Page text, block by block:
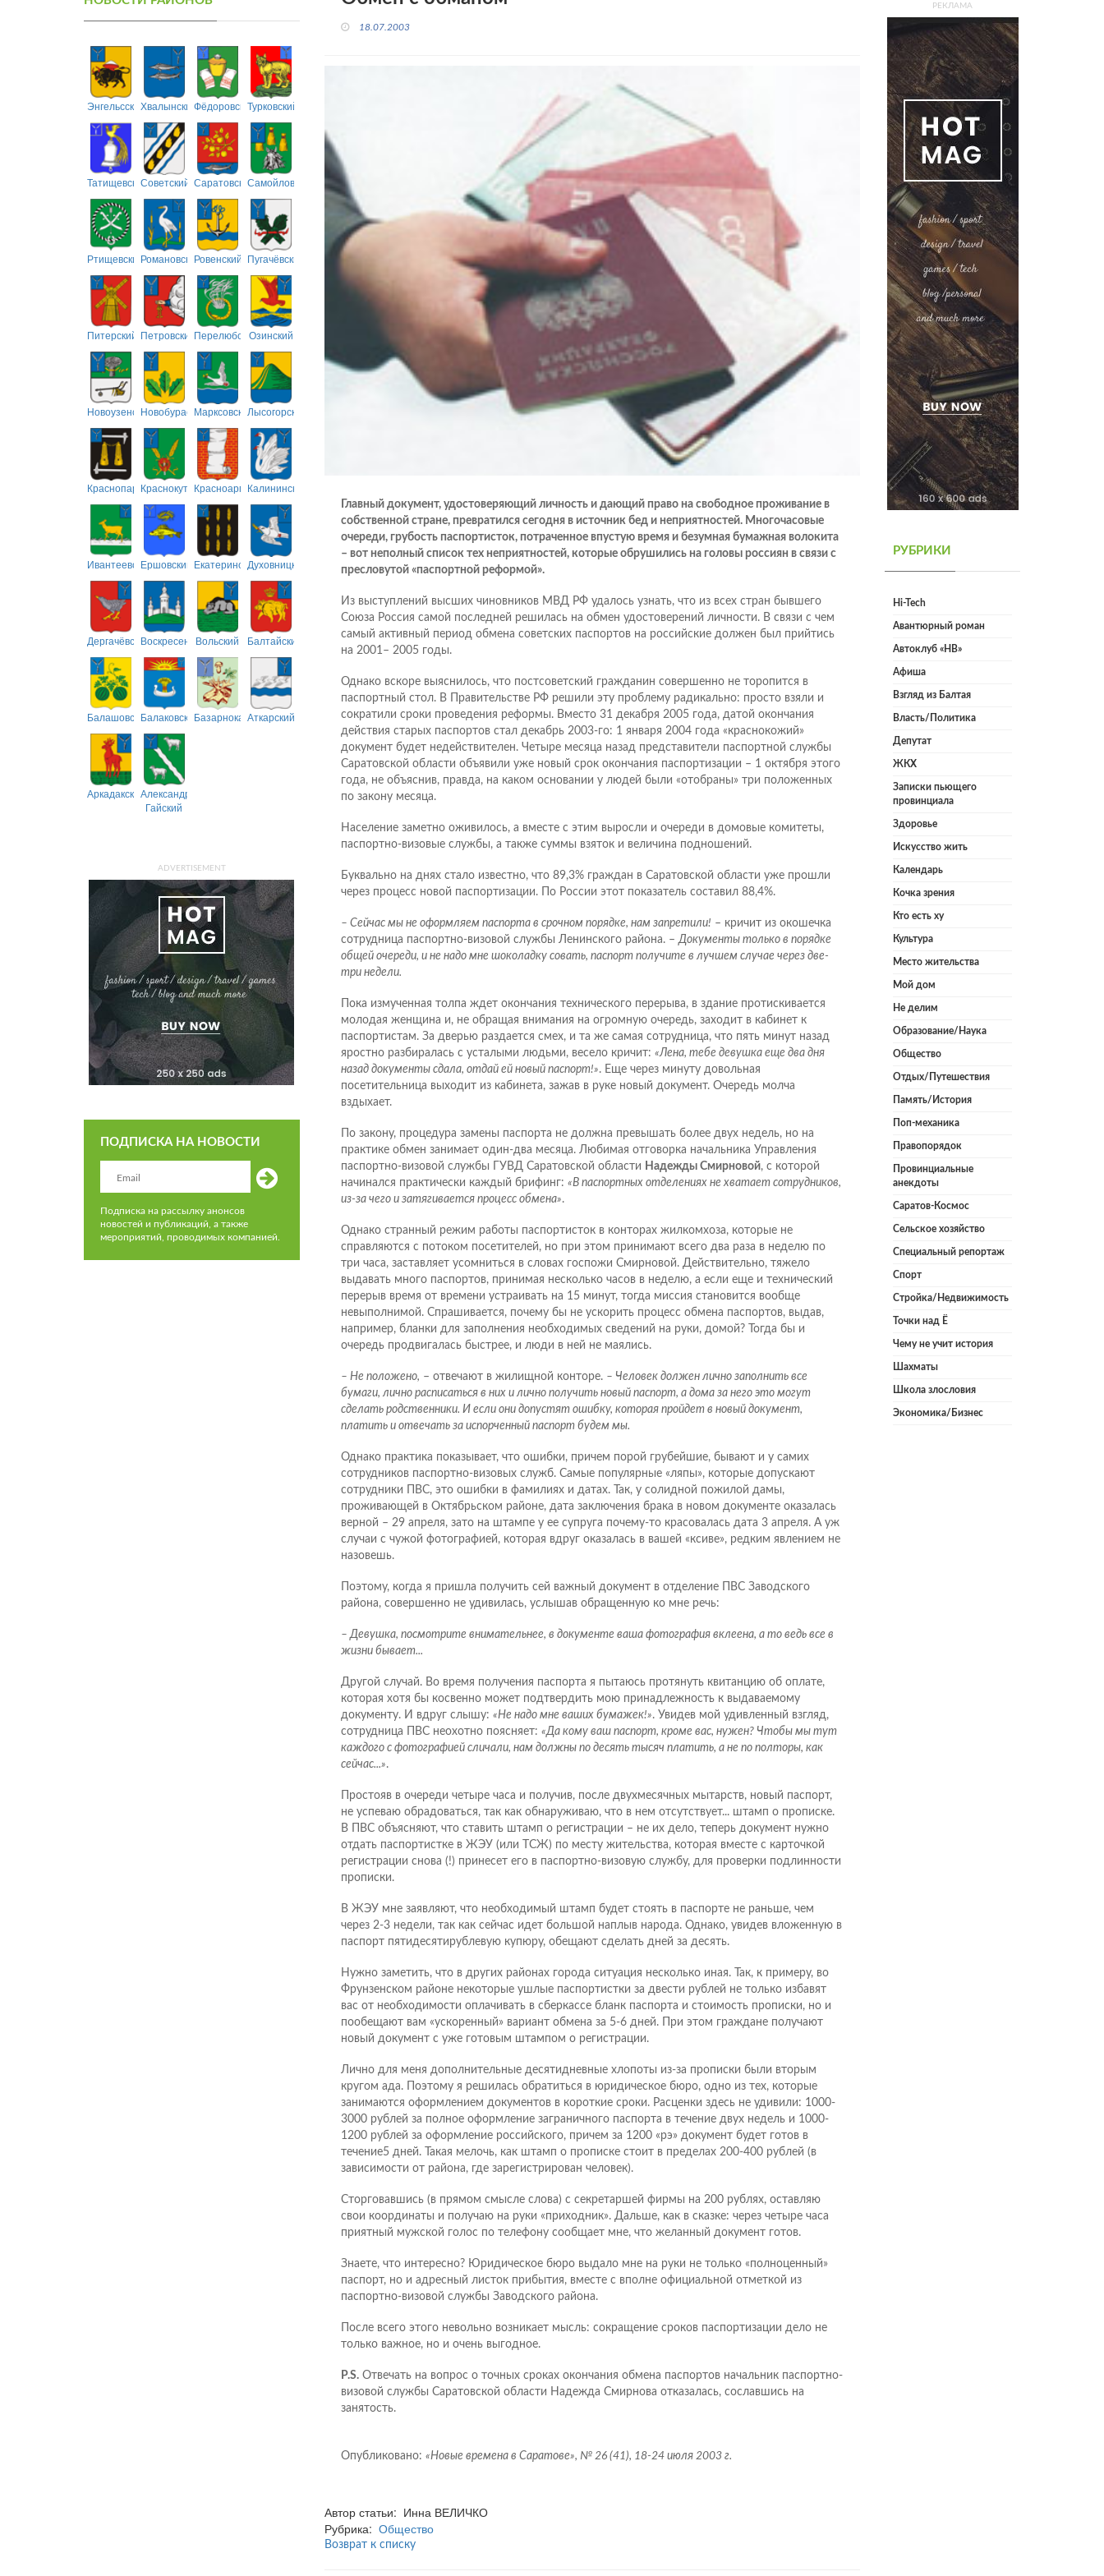
ЭнгельсскийХвалынскийФёдоровскийТурковский
ТатищевскийСоветский СаратовскийСамойловский
РтищевскийРомановскийРовенский Пугачёвский
Питерский ПетровскийПерелюбскийОзинский
НовоузенскийНовобурасскийМарксовскийЛысогорский
Краснопартизанский
КраснокутскийКрасноармейский
Калининский
ИвантеевскийЕршовский ЕкатериновскийДуховницкий
ДергачёвскийВоскресенскийВольский Балтайский
БалашовскийБалаковскийБазарнокарабулакский
Аткарский
АркадакскийАлександрово-
Гайский
ADVERTISEMENT
ПОДПИСКА НА НОВОСТИ
Подписка на рассылку анонсов
новостей и публикаций, а также
мероприятий, проводимых компанией.
18.07.2003
Главный документ, удостоверяющий личность и дающий право на свободное проживание в
собственной стране, превратился сегодня в источник бед и неприятностей. Многочасовые
очереди, грубость паспортисток, потраченное впустую время и безумная бумажная волокита
– вот неполный список тех неприятностей, которые обрушились на головы россиян в связи с
пресловутой «паспортной реформой».
Из выступлений высших чиновников МВД РФ удалось узнать, что из всех стран бывшего
Союза Россия самой последней решилась на обмен удостоверений личности. В связи с чем
самый активный период обмена советских паспортов на российские должен был прийтись
на 2001– 2005 годы.
Однако вскоре выяснилось, что постсоветский гражданин совершенно не торопится в
паспортный стол. В Правительстве РФ решили эту проблему радикально: просто взяли и
сократили сроки проведения реформы. Вместо 31 декабря 2005 года, датой окончания
действия старых паспортов стал декабрь 2003-го: 1 января 2004 года «краснокожий»
документ будет недействителен. Четыре месяца назад представители паспортной службы
Саратовской области объявили уже новый срок окончания паспортизации – 1 октября этого
года, не объяснив, правда, на каком основании у людей были «отобраны» три положенных
по закону месяца.
Население заметно оживилось, а вместе с этим выросли и очереди в домовые комитеты,
паспортно-визовые службы, а также суммы взяток и величина подношений.
Буквально на днях стало известно, что 89,3% граждан в Саратовской области уже прошли
через процесс новой паспортизации. По России этот показатель составил 88,4%.
– Сейчас мы не оформляем паспорта в срочном порядке, нам запретили! – кричит из окошечка
сотрудница паспортно-визовой службы Ленинского района. –Документы только в порядке
общей очереди, и не надо мне шоколадку совать, паспорт получите в лучшем случае через две-
три недели.
Пока измученная толпа ждет окончания технического перерыва, в здание протискивается
молодая женщина и, не обращая внимания на огромную очередь, заходит в кабинет к
паспортистам. За дверью раздается смех, и та же самая сотрудница, что пять минут назад
яростно разбиралась с усталыми людьми, весело кричит: «Лена, тебе девушка еще два дня
назад документы сдала, отдай ей новый паспорт!». Еще через минуту довольная
посетительница выходит из кабинета, зажав в руке новый документ. Очередь молча
вздыхает.
По закону, процедура замены паспорта не должна превышать более двух недель, но на
практике обмен занимает один-два месяца. Любимая отговорка начальника Управления
паспортно-визовой службы ГУВД Саратовской области Надежды Смирновой, с которой
начинался практически каждый брифинг: «В паспортных отделениях не хватает сотрудников,
из-за чего и затягивается процесс обмена».
Однако странный режим работы паспортисток в конторах жилкомхоза, которые не
справляются с потоком посетителей, но при этом принимают всего два раза в неделю по
три часа, заставляет усомниться в словах госпожи Смирновой. Действительно, тяжело
выдавать много паспортов, принимая несколько часов в неделю, а если еще и технический
перерыв время от времени устраивать на 15 минут, тогда миссия становится вообще
невыполнимой. Спрашивается, почему бы не ускорить процесс обмена паспортов, выдав,
например, бланки для заполнения необходимых сведений на руки, домой? Тогда бы и
очередь продвигалась быстрее, и люди в ней не маялись.
– Не положено, – отвечают в жилищной конторе. – Человек должен лично заполнить все
бумаги, лично расписаться в них и лично получить новый паспорт, а дома за него это могут
сделать родственники. И если они допустят ошибку, которая пройдет в новый документ,
платить и отвечать за испорченный паспорт будем мы.
Однако практика показывает, что ошибки, причем порой грубейшие, бывают и у самих
сотрудников паспортно-визовых служб. Самые популярные «ляпы», которые допускают
сотрудники ПВС, это ошибки в фамилиях и датах. Так, у солидной пожилой дамы,
проживающей в Октябрьском районе, дата заключения брака в новом документе оказалась
верной – 29 апреля, зато на штампе у ее супруга почему-то красовалась дата 3 апреля. А уж
случаи с чужой фотографией, которая вдруг оказалась в вашей «ксиве», редким явлением не
назовешь.
Поэтому, когда я пришла получить сей важный документ в отделение ПВС Заводского
района, совершенно не удивилась, услышав обращенную ко мне речь:
– Девушка, посмотрите внимательнее, в документе ваша фотография вклеена, а то ведь все в
жизни бывает...
Другой случай. Во время получения паспорта я пытаюсь протянуть квитанцию об оплате,
которая хотя бы косвенно может подтвердить мою принадлежность к выдаваемому
документу. И вдруг слышу: «Не надо мне ваших бумажек!». Увидев мой удивленный взгляд,
сотрудница ПВС неохотно поясняет: «Да кому ваш паспорт, кроме вас, нужен? Чтобы мы тут
каждого с фотографией сличали, нам должны по десять тысяч платить, а не по полторы, как
сейчас...».
Простояв в очереди четыре часа и получив, после двухмесячных мытарств, новый паспорт,
не успеваю обрадоваться, так как обнаруживаю, что в нем отсутствует... штамп о прописке.
В ПВС объясняют, что ставить штамп о регистрации – не их дело, теперь документ нужно
отдать паспортистке в ЖЭУ (или ТСЖ) по месту жительства, которая вместе с карточкой
регистрации снова (!) принесет его в паспортно-визовую службу, для проверки подлинности
прописки.
В ЖЭУ мне заявляют, что необходимый штамп будет стоять в паспорте не раньше, чем
через 2-3 недели, так как сейчас идет большой наплыв народа. Однако, увидев вложенную в
паспорт пятидесятирублевую купюру, обещают сделать дней за десять.
Нужно заметить, что в других районах города ситуация несколько иная. Так, к примеру, во
Фрунзенском районе некоторые ушлые паспортистки за двести рублей не только избавят
вас от необходимости оплачивать в сберкассе бланк паспорта и стоимость прописки, но и
пообещают вам «ускоренный» вариант обмена за 5-6 дней. При этом граждане получают
новый документ с уже готовым штампом о регистрации.
Лично для меня дополнительные десятидневные хлопоты из-за прописки были вторым
кругом ада. Поэтому я решилась обратиться в юридическое бюро, одно из тех, которые
занимаются оформлением документов в короткие сроки. Расценки здесь не удивили: 1000-
3000 рублей за полное оформление заграничного паспорта в течение двух недель и 1000-
1200 рублей за оформление российского, причем за 1200 «рэ» документ будет готов в
течение5 дней. Такая мелочь, как штамп о прописке стоит в пределах 200-400 рублей (в
зависимости от района, где зарегистрирован человек).
Сторговавшись (в прямом смысле слова) с секретаршей фирмы на 200 рублях, оставляю
свои координаты и получаю на руки «приходник». Дальше, как в сказке: через четыре часа
приятный мужской голос по телефону сообщает мне, что желанный документ готов.
Знаете, что интересно? Юридическое бюро выдало мне на руки не только «полноценный»
паспорт, но и адресный листок прибытия, вместе с вполне официальной отметкой из
паспортно-визовой службы Заводского района.
После всего этого невольно возникает мысль: сокращение сроков паспортизации дело не
только важное, но и очень выгодное.
P.S.Отвечать на вопрос о точных сроках окончания обмена паспортов начальник паспортно-
визовой службы Саратовской области Надежда Смирнова отказалась, сославшись на
занятость.
Опубликовано: «Новые времена в Саратове», № 26 (41), 18-24 июля 2003 г.
Автор статьи: Инна ВЕЛИЧКО
Рубрика: Общество
Возврат к списку
РЕКЛАМА
РУБРИКИ
Hi-Tech
Авантюрный роман
Автоклуб «НВ»
Афиша
Взгляд из Балтая
Власть/Политика
Депутат
ЖКХ
Записки пьющего
провинциала
Здоровье
Искусство жить
Календарь
Кочка зрения
Кто есть ху
Культура
Место жительства
Мой дом
Не делим
Образование/Наука
Общество
Отдых/Путешествия
Память/История
Поп-механика
Правопорядок
Провинциальные
анекдоты
Саратов-Космос
Сельское хозяйство
Специальный репортаж
Спорт
Стройка/Недвижимость
Точки над Ё
Чему не учит история
Шахматы
Школа злословия
Экономика/Бизнес